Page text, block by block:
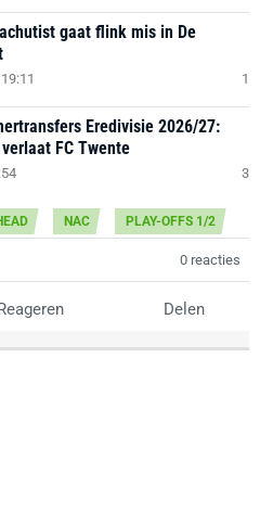
gaat flink mis in De
1
Eredivisie 2026/27:
FC Twente
3
NAC PLAY-OFFS 1/2
0 reacties
Delen